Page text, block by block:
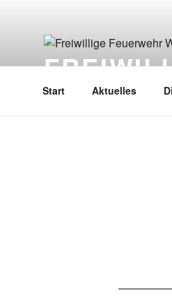
Start Aktuelles